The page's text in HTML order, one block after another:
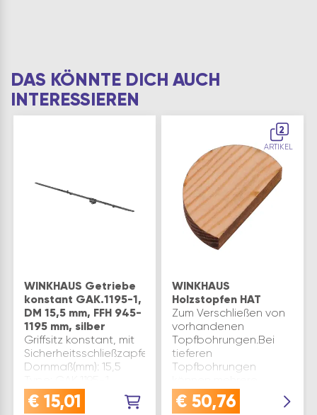
DAS KÖNNTE DICH AUCH
INTERESSIEREN
WINKHAUS Getriebe
konstant GAK.1195-1,
DM 15,5 mm, FFH 945-
1195 mm, silber
Griffsitz konstant, mit
Sicherheitsschließzapfen.
Dornmaß(mm): 15,5
Funktion: DFE / TFE
nachrüstbar
€ 15,01
2
ARTIKEL
WINKHAUS
Holzstopfen HAT
Zum Verschließen von
vorhandenen
Topfbohrungen.Bei
tieferen
Topfbohrungen
Holzstopfen
übereinander
€ 50,76